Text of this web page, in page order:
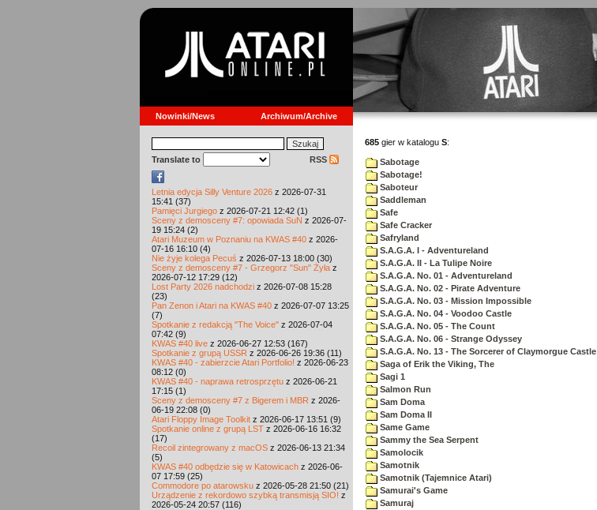
Nowinki/News Archiwum/Archive
Translate to RSS
Letnia edycja Silly Venture 2026 z 2026-07-31
15:41 (37)
Pamięci Jurgiego z 2026-07-21 12:42 (1)
Sceny z demosceny #7: opowiada SuN z 2026-07-
19 15:24 (2)
Atari Muzeum w Poznaniu na KWAS #40 z 2026-
07-16 16:10 (4)
Nie żyje kolega Pecuś z 2026-07-13 18:00 (30)
Sceny z demosceny #7 - Grzegorz "Sun" Żyła z
2026-07-12 17:29 (12)
Lost Party 2026 nadchodzi z 2026-07-08 15:28
(23)
Pan Zenon i Atari na KWAS #40 z 2026-07-07 13:25
(7)
Spotkanie z redakcją "The Voice" z 2026-07-04
07:42 (9)
KWAS #40 live z 2026-06-27 12:53 (167)
Spotkanie z grupą USSR z 2026-06-26 19:36 (11)
KWAS #40 - zabierzcie Atari Portfolio! z 2026-06-23
08:12 (0)
KWAS #40 - naprawa retrosprzętu z 2026-06-21
17:15 (1)
Sceny z demosceny #7 z Bigerem i MBR z 2026-
06-19 22:08 (0)
Atari Floppy Image Toolkit z 2026-06-17 13:51 (9)
Spotkanie online z grupą LST z 2026-06-16 16:32
(17)
Recoil zintegrowany z macOS z 2026-06-13 21:34
(5)
KWAS #40 odbędzie się w Katowicach z 2026-06-
07 17:59 (25)
Commodore po atarowsku z 2026-05-28 21:50 (21)
Urządzenie z rekordowo szybką transmisją SIO! z
2026-05-24 20:57 (116)
685 gier w katalogu S:
Sabotage
Sabotage!
Saboteur
Saddleman
Safe
Safe Cracker
Safryland
S.A.G.A. I - Adventureland
S.A.G.A. II - La Tulipe Noire
S.A.G.A. No. 01 - Adventureland
S.A.G.A. No. 02 - Pirate Adventure
S.A.G.A. No. 03 - Mission Impossible
S.A.G.A. No. 04 - Voodoo Castle
S.A.G.A. No. 05 - The Count
S.A.G.A. No. 06 - Strange Odyssey
S.A.G.A. No. 13 - The Sorcerer of Claymorgue Castle
Saga of Erik the Viking, The
Sagi 1
Salmon Run
Sam Doma
Sam Doma II
Same Game
Sammy the Sea Serpent
Samolocik
Samotnik
Samotnik (Tajemnice Atari)
Samurai's Game
Samuraj